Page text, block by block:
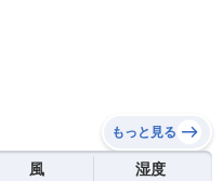
もっと見る
風 湿度